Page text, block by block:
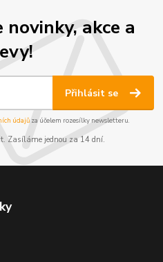
akce a
Přihlásit se
údajůza účelem rozesílky newsletteru.
Zasíláme jednou za 14 dní.